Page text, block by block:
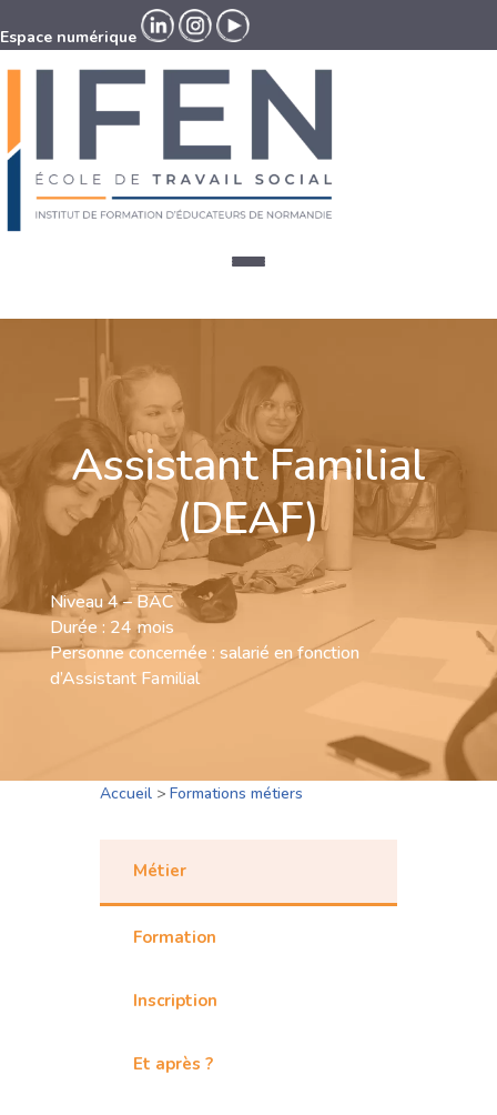
Espace numérique
Assistant Familial
(DEAF)
Niveau 4 – BAC
Durée : 24 mois
Personne concernée : salarié en fonction
d’Assistant Familial
Accueil > Formations métiers
Métier
Formation
Inscription
Et après ?